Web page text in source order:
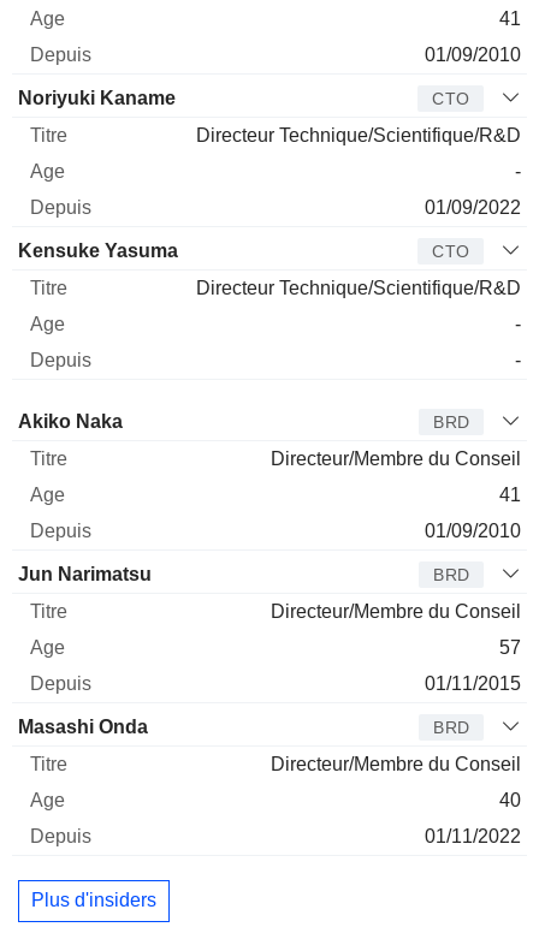
41
01/09/2010
Noriyuki Kaname CTO
Directeur Technique/Scientifique/R&D
-
01/09/2022
Kensuke Yasuma CTO
Directeur Technique/Scientifique/R&D
-
-
Administrateur
Akiko Naka BRD
Directeur/Membre du Conseil
41
01/09/2010
Jun Narimatsu BRD
Directeur/Membre du Conseil
57
01/11/2015
Masashi Onda BRD
Directeur/Membre du Conseil
40
01/11/2022
Plus d'insiders